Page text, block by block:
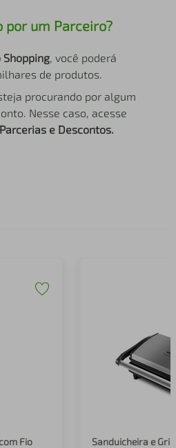
por um Parceiro?
Shopping, você poderá
de produtos.
procurando por algum
Nesse caso, acesse
e Descontos.
Fio
Sanduicheira e